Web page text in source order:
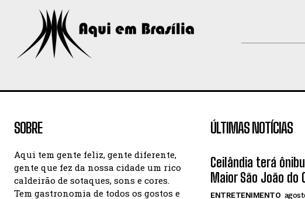
SOBRE
Aqui tem gente feliz, gente diferente,
gente que fez da nossa cidade um rico
caldeirão de sotaques, sons e cores.
Tem gastronomia de todos os gostos e
ÚLTIMAS NOTÍCIAS
Ceilândia terá
Maior São João do
ENTRETENIMENTO